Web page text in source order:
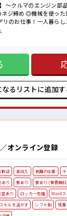
数カツヤク中》
すい職場！
バス有★
ー完備！
～クルマのエンジン
ネジ締め ◎機械を使っ
冷蔵庫/洗濯機/エアコ
交通費も規定支給！ ＼◎*無期雇用
間制限のない雇用契約
手企業の技術を身につ
ッフさんも多数
分からないことも聞きや
り無料送迎バス有★ 売
なるリストに追加す
オンライン登録
歓迎 高収入 長期の仕事
あり
寮あり 寮あり (寮費無料)
堂あり
ロッカー完備
Wordス
キルを活かす
シフト制 残業